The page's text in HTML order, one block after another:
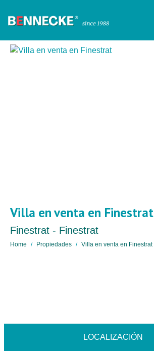
Villa en venta en Finestrat
Finestrat - Finestrat
Home Propiedades Villa en venta en Finestrat
LOCALIZACIÓN